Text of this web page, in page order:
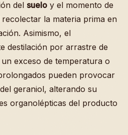
del suelo y el momento de
recolectar la materia prima en
Asimismo, el
destilación por arrastre de
exceso de temperatura o
pueden provocar
geraniol, alterando su
organolépticas del producto